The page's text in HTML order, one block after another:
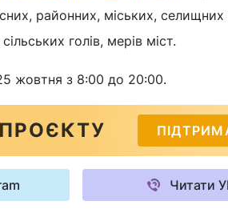
районних, міських, селищних
голів, мерів міст.
жовтня з 8:00 до 20:00.
Читати